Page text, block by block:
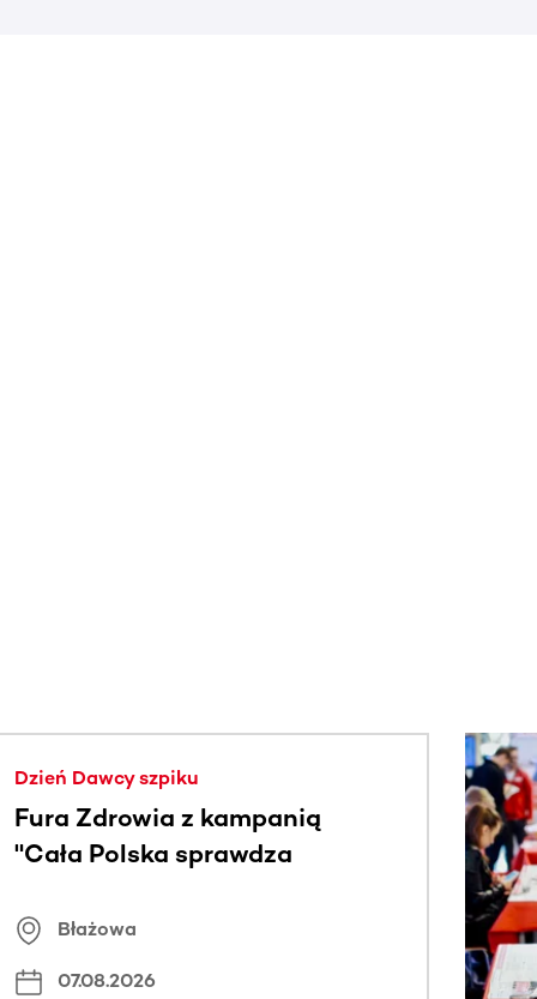
Dzień Dawcy szpiku
Fura Zdrowia z kampanią
"Cała Polska sprawdza
Błażowa
07.08.2026